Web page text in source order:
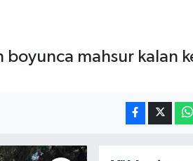
boyunca mahsur kalan